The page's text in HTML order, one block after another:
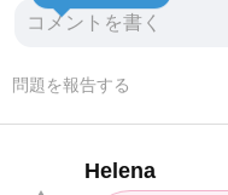
問題を報告する
Helena